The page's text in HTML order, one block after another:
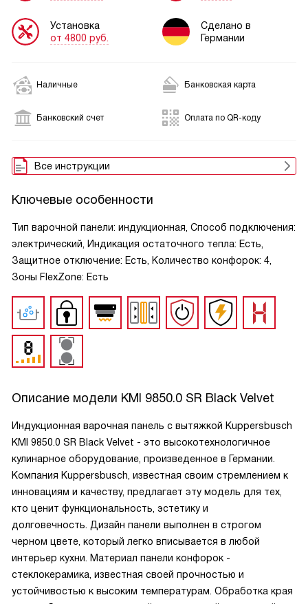
Установка
от 4800 руб.
Сделано в
Германии
Наличные Банковская карта
Банковский счет Оплата по QR-коду
Все инструкции
Ключевые особенности
Тип варочной панели: индукционная, Способ подключения:
электрический, Индикация остаточного тепла: Есть,
Защитное отключение: Есть, Количество конфорок: 4,
Зоны FlexZone: Есть
Описание модели KMI 9850.0 SR Black Velvet
Индукционная варочная панель с вытяжкой Kuppersbusch
KMI 9850.0 SR Black Velvet - это высокотехнологичное
кулинарное оборудование, произведенное в Германии.
Компания Kuppersbusch, известная своим стремлением к
инновациям и качеству, предлагает эту модель для тех,
кто ценит функциональность, эстетику и
долговечность. Дизайн панели выполнен в строгом
черном цвете, который легко вписывается в любой
интерьер кухни. Материал панели конфорок -
стеклокерамика, известная своей прочностью и
устойчивостью к высоким температурам. Обработка края